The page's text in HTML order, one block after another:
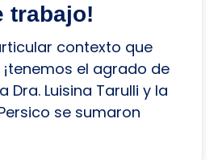
trabajo!
contexto que
el agrado de
Dra. Luisina Tarulli y la
se sumaron